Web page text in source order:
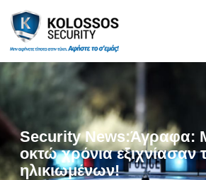
Security News:Άγραφα:
οκτώ χρόνια εξιχνίασαν
ηλικιωμένων!